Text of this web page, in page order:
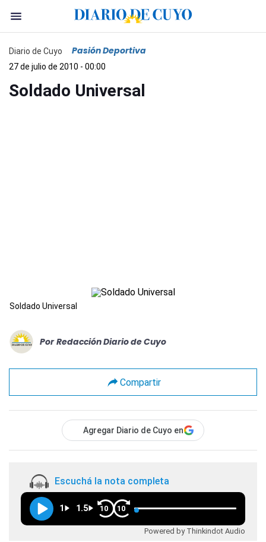
Diario de Cuyo Pasión Deportiva
27 de julio de 2010 - 00:00
Soldado Universal
Soldado Universal
Por Redacción Diario de Cuyo
Compartir
Agregar Diario de Cuyo en
Escuchá la nota completa
1 1.5 10 10
Powered by Thinkindot Audio